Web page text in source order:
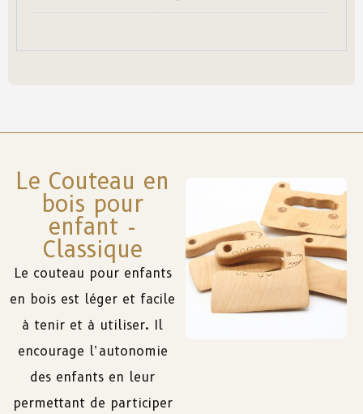
Le Couteau en
bois pour
enfant -
Classique
Le couteau pour enfants
en bois est léger et facile
à tenir et à utiliser. Il
encourage l’autonomie
des enfants en leur
permettant de participer